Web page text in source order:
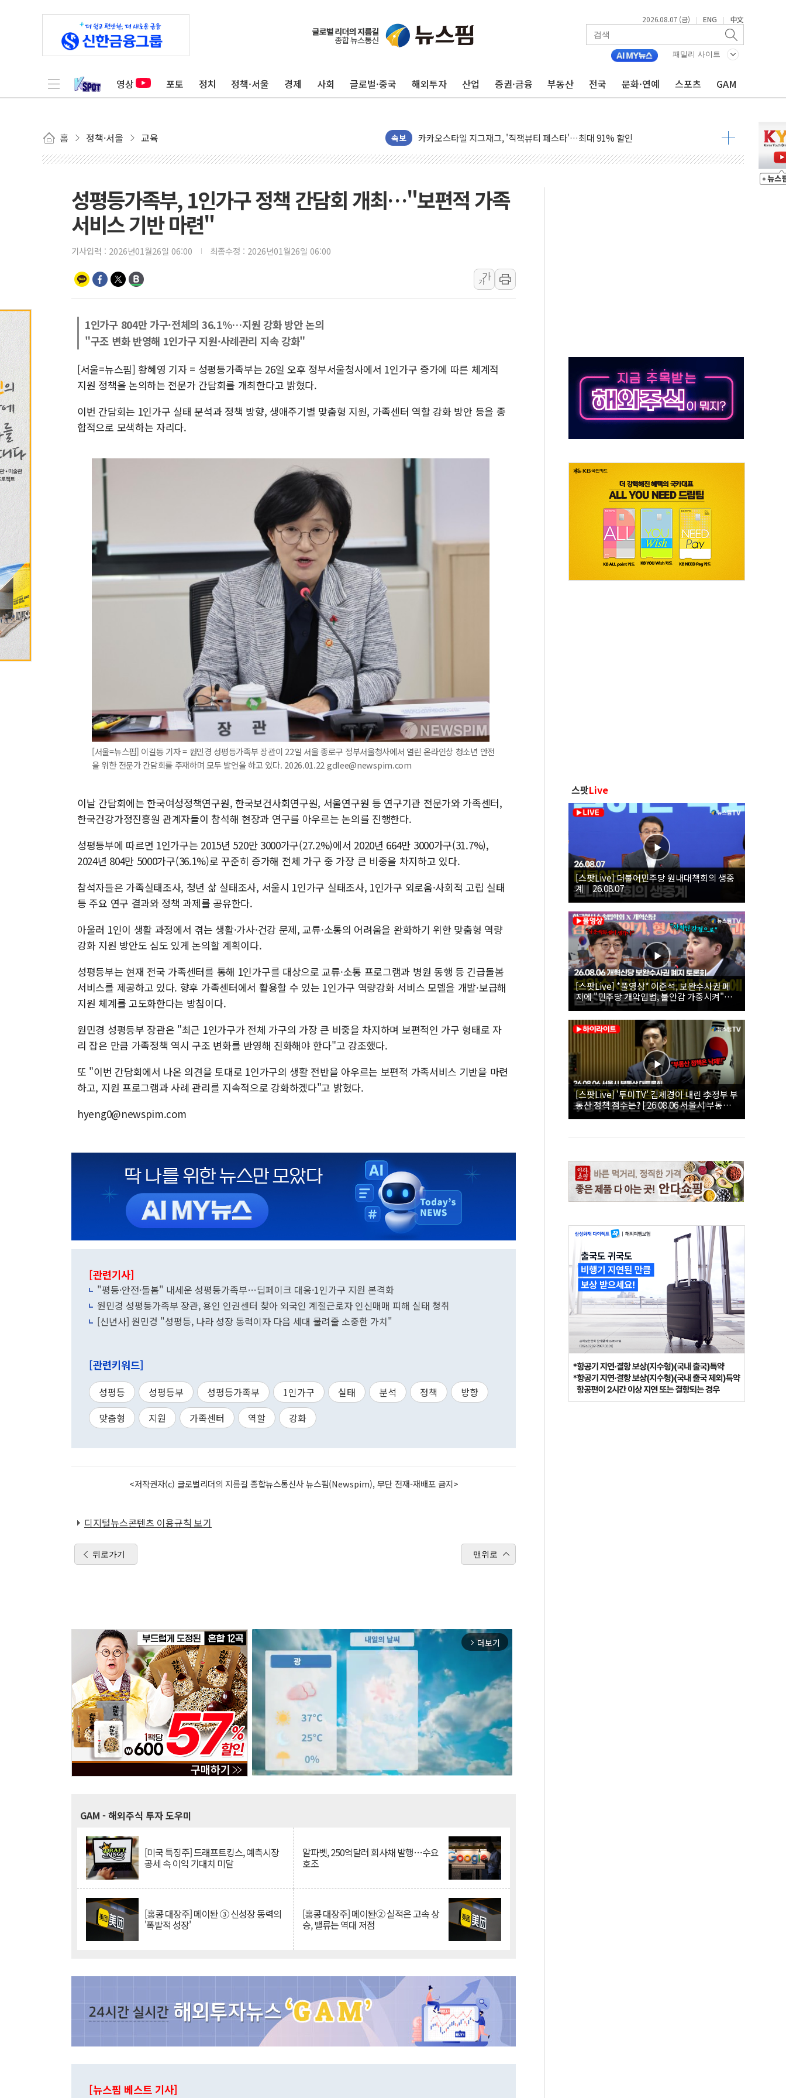
2026.08.07 (금) | ENG | 中文
패밀리 사이트
영상 포토 정치 정책·서울 경제 사회 글로벌·중국 해외투자 산업 증권·금융 부동산 전국 문화·연예 스포츠 GAM
홈 정책·서울 교육 속보
오뚜기, '2026 오뚜기몰 대잔치' …경품·할인 혜택 풍성
풀무원푸드앤컬처, 인천공항서 '팔도음식대전'
애경산업, 서울시 취약계층 위해 53억원 상당 통큰 기부
[브라질증시] 금리 인하에도 추가 완화 불확실성에 1.2% 하락 마감
[뉴스핌 이 시각 PICK] 李, 오늘 부동산 2차 회의 外
트럼프, 폴리실리콘·태양광에 15% 관세…한국 등엔 '합산 상한' 적용
[채권/외환] 국제유가 급등에 미 국채금리·달러 동반 상승…시장, 美 고용지표 촉각
트럼프, '원정출산 시민권 차단' 행정명령 서명…출생시민권 제한 재시동
[금/유가] 이란의 호르무즈 해협 통항 제한 검토에 유가 3% 급등…금값 보합
뉴욕증시, 유가·금리 부담에 하락…다우 5거래일 랠리 '마침표'
이란, 오만과 호르무즈 해협 재개방 합의 막바지.."美와 직접 협상 없어"
[민주 당권주자 일정] 송영길·정청래·김민석 후보 - 8월 7일
李대통령, 오늘 오후 2시 부동산정책 2차 점검회의…주택 공급 대책 막바지 조율
성평등가족부, 1인가구 정책 간담회 개최…"보편적 가족
서비스 기반 마련"
기사입력 : 2026년01월26일 06:00 최종수정 : 2026년01월26일 06:00
가
가
1인가구 804만 가구·전체의 36.1%…지원 강화 방안 논의
"구조 변화 반영해 1인가구 지원·사례관리 지속 강화"
[서울=뉴스핌] 황혜영 기자 = 성평등가족부는 26일 오후 정부서울청사에서 1인가구 증가에 따른 체계적
지원 정책을 논의하는 전문가 간담회를 개최한다고 밝혔다.
이번 간담회는 1인가구 실태 분석과 정책 방향, 생애주기별 맞춤형 지원, 가족센터 역할 강화 방안 등을 종
합적으로 모색하는 자리다.
[서울=뉴스핌] 이길동 기자 = 원민경 성평등가족부 장관이 22일 서울 종로구 정부서울청사에서 열린 온라인상 청소년 안전
을 위한 전문가 간담회를 주재하며 모두 발언을 하고 있다. 2026.01.22 gdlee@newspim.com
이날 간담회에는 한국여성정책연구원, 한국보건사회연구원, 서울연구원 등 연구기관 전문가와 가족센터,
한국건강가정진흥원 관계자들이 참석해 현장과 연구를 아우르는 논의를 진행한다.
성평등부에 따르면 1인가구는 2015년 520만 3000가구(27.2%)에서 2020년 664만 3000가구(31.7%),
2024년 804만 5000가구(36.1%)로 꾸준히 증가해 전체 가구 중 가장 큰 비중을 차지하고 있다.
참석자들은 가족실태조사, 청년 삶 실태조사, 서울시 1인가구 실태조사, 1인가구 외로움·사회적 고립 실태
등 주요 연구 결과와 정책 과제를 공유한다.
아울러 1인이 생활 과정에서 겪는 생활·가사·건강 문제, 교류·소통의 어려움을 완화하기 위한 맞춤형 역량
강화 지원 방안도 심도 있게 논의할 계획이다.
성평등부는 현재 전국 가족센터를 통해 1인가구를 대상으로 교류·소통 프로그램과 병원 동행 등 긴급돌봄
서비스를 제공하고 있다. 향후 가족센터에서 활용할 수 있는 1인가구 역량강화 서비스 모델을 개발·보급해
지원 체계를 고도화한다는 방침이다.
원민경 성평등부 장관은 "최근 1인가구가 전체 가구의 가장 큰 비중을 차지하며 보편적인 가구 형태로 자
리 잡은 만큼 가족정책 역시 구조 변화를 반영해 진화해야 한다"고 강조했다.
또 "이번 간담회에서 나온 의견을 토대로 1인가구의 생활 전반을 아우르는 보편적 가족서비스 기반을 마련
하고, 지원 프로그램과 사례 관리를 지속적으로 강화하겠다"고 밝혔다.
hyeng0@newspim.com
[관련기사]
"평등·안전·돌봄" 내세운 성평등가족부…딥페이크 대응·1인가구 지원 본격화
원민경 성평등가족부 장관, 용인 인권센터 찾아 외국인 계절근로자 인신매매 피해 실태 청취
[신년사] 원민경 "성평등, 나라 성장 동력이자 다음 세대 물려줄 소중한 가치"
[관련키워드]
성평등 성평등부 성평등가족부 1인가구 실태 분석 정책
방향
맞춤형
지원 가족센터 역할 강화
<저작권자(c) 글로벌리더의 지름길 종합뉴스통신사 뉴스핌(Newspim), 무단 전재-재배포 금지>
디지털뉴스콘텐츠 이용규칙 보기
뒤로가기 맨위로
arrow_forward_ios 더보기
GAM - 해외주식 투자 도우미
[미국 특징주] 드래프트킹스, 예측시장
공세 속 이익 기대치 미달
알파벳, 250억달러 회사채 발행…수요
호조
[홍콩 대장주] 메이퇀 ③ 신성장 동력의
'폭발적 성장'
[홍콩 대장주] 메이퇀② 실적은 고속 상
승, 밸류는 역대 저점
[뉴스핌 베스트 기사]
스팟Live
[스팟Live] 더불어민주당 원내대책회의 생중
계｜26.08.07
[스팟Live] *풀영상* 이준석, 보완수사권 폐
지에 "민주당 개악입법, 불안감 가중시켜"｜
26.08.06 개혁신당 보완수사권 폐지 토론회
[스팟Live] '투미TV' 김제경이 내린 李정부 부
동산 정책 점수는? | 26.08.06 서울시 부동산
대토론회